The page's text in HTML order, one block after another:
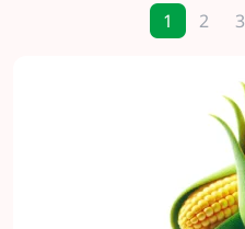
1 2 3